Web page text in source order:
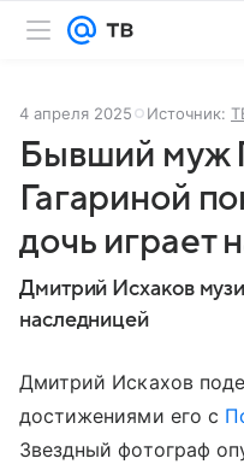
4 апреля 2025 Источник:
Бывший муж
Гагариной
дочь играет
Дмитрий Исхаков
наследницей
Дмитрий Искахов
достижениями его с
Звездный фотограф